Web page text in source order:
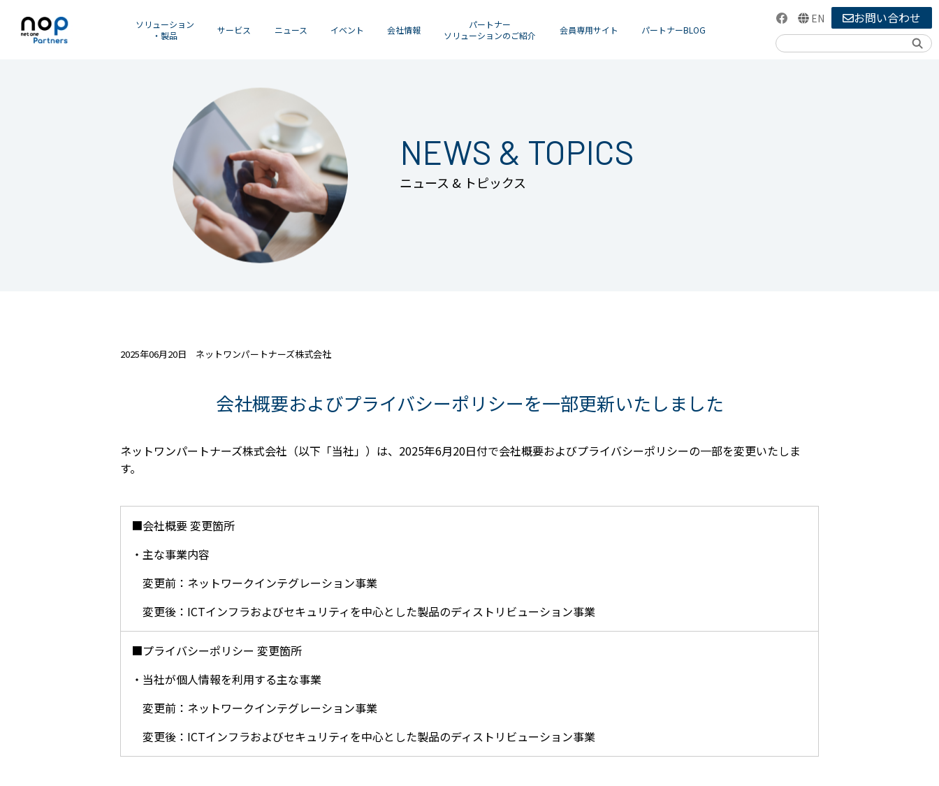
ソリューション
・製品
サービス ニュース イベント 会社情報
パートナー
ソリューションのご紹介
会員専用サイト パートナーBLOG
EN お問い合わせ
検索
NEWS & TOPICS
ニュース & トピックス
2025年06月20日 ネットワンパートナーズ株式会社
会社概要およびプライバシーポリシーを一部更新いたしました
ネットワンパートナーズ株式会社（以下「当社」）は、2025年6月20日付で会社概要およびプライバシーポリシーの一部を変更いたしま
す。
■会社概要 変更箇所
・主な事業内容
変更前：ネットワークインテグレーション事業
変更後：ICTインフラおよびセキュリティを中心とした製品のディストリビューション事業
■プライバシーポリシー 変更箇所
・当社が個人情報を利用する主な事業
変更前：ネットワークインテグレーション事業
変更後：ICTインフラおよびセキュリティを中心とした製品のディストリビューション事業